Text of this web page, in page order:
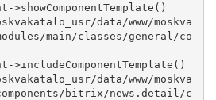
>showComponentTemplate()
main/classes/general/co
>includeComponentTemplate()
bitrix/news.detail/c